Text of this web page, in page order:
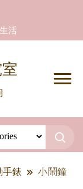
活
手錶 小鬧鐘